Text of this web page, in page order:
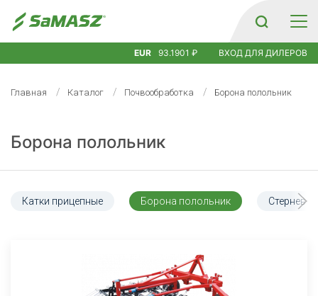
EUR 93.1901 ₽ ВХОД ДЛЯ ДИЛЕРОВ
Главная Каталог Почвообработка Борона полольник
Борона полольник
Катки прицепные Борона полольник